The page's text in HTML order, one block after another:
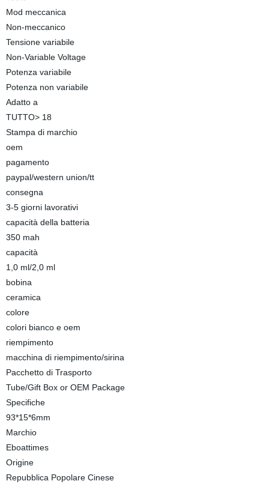
Mod meccanica
Non-meccanico
Tensione variabile
Non-Variable Voltage
Potenza variabile
Potenza non variabile
Adatto a
TUTTO> 18
Stampa di marchio
oem
pagamento
paypal/western union/tt
consegna
3-5 giorni lavorativi
capacità della batteria
350 mah
capacità
1,0 ml/2,0 ml
bobina
ceramica
colore
colori bianco e oem
riempimento
macchina di riempimento/sirina
Pacchetto di Trasporto
Tube/Gift Box or OEM Package
Specifiche
93*15*6mm
Marchio
Eboattimes
Origine
Repubblica Popolare Cinese